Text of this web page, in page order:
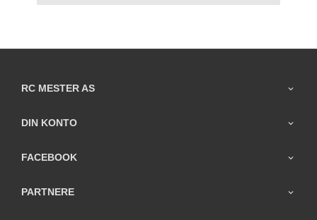
RC MESTER AS
DIN KONTO
FACEBOOK
PARTNERE